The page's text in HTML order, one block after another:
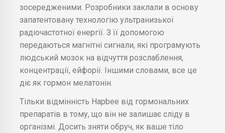
зосередженими. Розробники заклали в основу
запатентовану технологію ультранизької
радіочастотної енергії. З її допомогою
передаються магнітні сигнали, які програмують
людський мозок на відчуття розслаблення,
концентрації, ейфорії. Іншими словами, все це
діє як гормон мелатонін.
Тільки відмінність Hapbee від гормональних
препаратів в тому, що він не залишає сліду в
організмі. Досить зняти обруч, як ваше тіло